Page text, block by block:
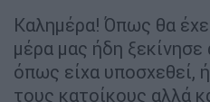
Καλημέρα! Όπως θα
μέρα μας ήδη
όπως είχα υποσχεθεί,
τους κατοίκους αλλά